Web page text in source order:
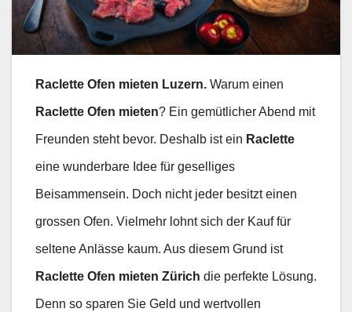
Raclette Ofen mieten Luzern. Warum einen
Raclette Ofen mieten? Ein gemütlicher Abend mit
Freunden steht bevor. Deshalb ist ein Raclette
eine wunderbare Idee für geselliges
Beisammensein. Doch nicht jeder besitzt einen
grossen Ofen. Vielmehr lohnt sich der Kauf für
seltene Anlässe kaum. Aus diesem Grund ist
Raclette Ofen mieten Zürich die perfekte Lösung.
Denn so sparen Sie Geld und wertvollen